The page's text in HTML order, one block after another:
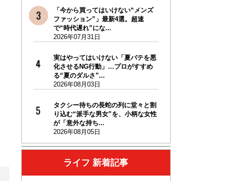
「今から買ってはいけない“メンズ
ファッション”」最新4選。超速
で“時代遅れ”にな...
2026年07月31日
実はやってはいけない「夏バテを悪
化させるNG行動」…プロがすすめ
る“夏のダルさ”...
2026年08月03日
タクシー待ちの長蛇の列に堂々と割
り込む“派手な男女”を、小柄な女性
が「意外な持ち...
2026年08月05日
ライフ 新着記事